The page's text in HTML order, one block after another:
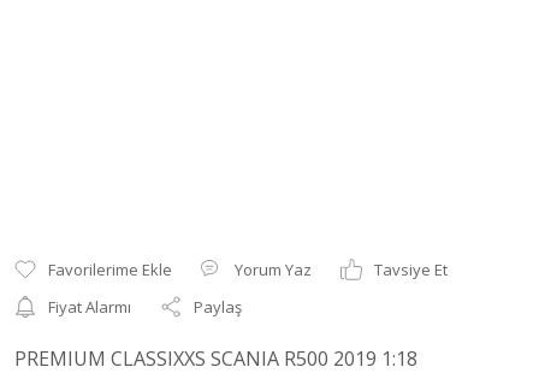
Yorum Yaz
Tavsiye Et
Fiyat Alarmı
Paylaş
PREMIUM CLASSIXXS SCANIA R500 2019 1:18